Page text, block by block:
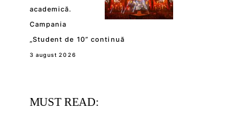
academică.
Campania
„Student de 10” continuă
3 august 2026
MUST READ: